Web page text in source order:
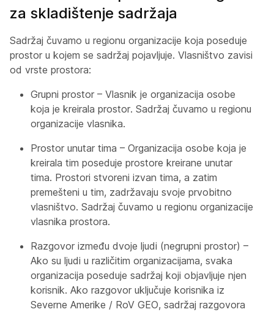
za skladištenje sadržaja
Sadržaj čuvamo u regionu organizacije koja poseduje
prostor u kojem se sadržaj pojavljuje. Vlasništvo zavisi
od vrste prostora:
Grupni prostor – Vlasnik je organizacija osobe
koja je kreirala prostor. Sadržaj čuvamo u regionu
organizacije vlasnika.
Prostor unutar tima – Organizacija osobe koja je
kreirala tim poseduje prostore kreirane unutar
tima. Prostori stvoreni izvan tima, a zatim
premešteni u tim, zadržavaju svoje prvobitno
vlasništvo. Sadržaj čuvamo u regionu organizacije
vlasnika prostora.
Razgovor između dvoje ljudi (negrupni prostor) –
Ako su ljudi u različitim organizacijama, svaka
organizacija poseduje sadržaj koji objavljuje njen
korisnik. Ako razgovor uključuje korisnika iz
Severne Amerike / RoV GEO, sadržaj razgovora